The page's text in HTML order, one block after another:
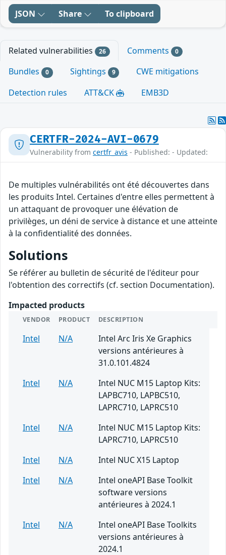
JSON Share To clipboard
Related vulnerabilities 26 Comments 0
Bundles 0 Sightings 9
CWE mitigations
Detection rules
ATT&CK EMB3D
CERTFR-2024-AVI-0679
Vulnerability from certfr_avis - Published: - Updated:
De multiples vulnérabilités ont été découvertes dans
les produits Intel. Certaines d'entre elles permettent à
un attaquant de provoquer une élévation de
privilèges, un déni de service à distance et une atteinte
à la confidentialité des données.
Solutions
Se référer au bulletin de sécurité de l'éditeur pour
l'obtention des correctifs (cf. section Documentation).
Impacted products
VENDOR PRODUCT DESCRIPTION
Intel N/A
Intel Arc Iris Xe Graphics
versions antérieures à
31.0.101.4824
Intel
N/A
Intel NUC M15 Laptop Kits:
LAPBC710, LAPBC510,
LAPRC710, LAPRC510
Intel
N/A
Intel NUC M15 Laptop Kits:
LAPRC710, LAPRC510
Intel
N/A
Intel NUC X15 Laptop
Intel
N/A
Intel oneAPI Base Toolkit
software versions
antérieures à 2024.1
Intel
N/A
Intel oneAPI Base Toolkits
versions antérieures à
2024.1